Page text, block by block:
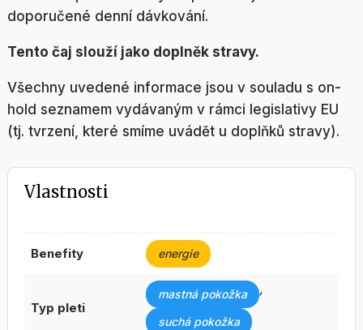
doporučené denní dávkování.
Tento čaj slouží jako doplněk stravy.
Všechny uvedené informace jsou v souladu s on-
hold seznamem vydávaným v rámci legislativy EU
(tj. tvrzení, které smíme uvádět u doplňků stravy).
Vlastnosti
benefity energie
typ pleti
mastná pokožka ,
suchá pokožka